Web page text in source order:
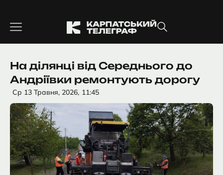
вмісту
На ділянці від Середнього до
Андріївки ремонтують дорогу
Ср 13 Травня, 2026, 11:45